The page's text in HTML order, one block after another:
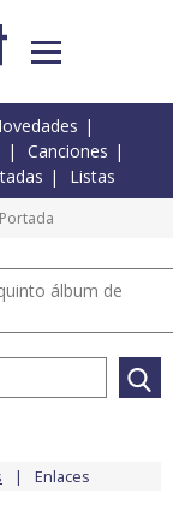
Canciones
Listas
álbum de
Enlaces